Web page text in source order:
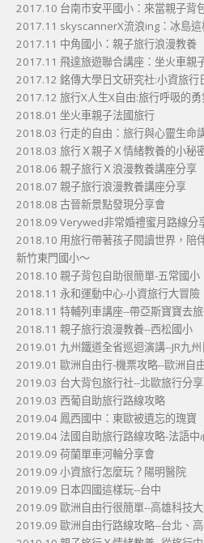
2017.10 台南市安平國小：來當親子背
2017.11 skyscannerX流浪ing：冰島這
2017.11 中角國小：親子旅行浪漫教養
2017.11 飛達旅遊聯合講座：坐火車親
2017.12 銘傳大學日文研究社:小資旅行
2017.12 旅行X人生X自由:旅行呼吸的
2018.01 坐火車親子法國旅行
2018.03 行走的自由：旅行與心靈生命
2018.03 旅行Ｘ親子Ｘ情緒教養的小秘
2018.06 親子旅行Ｘ浪漫教養講座分享
2018.07 親子旅行浪漫教養講座分享
2018.08 古晉新景點發現分享會
2018.09 Verywed非常婚禮蜜月路線分
2018.10 用旅行帶著孩子閱讀世界，陪
新竹東門國小～
2018.10 親子背包自助很簡單-五常國小
2018.11 永和運動中心-小資旅行大冒險
2018.11 特輔列車講座--帶亞斯寶寶去
2018.11 親子旅行浪漫教養--西松國小
2019.01 九州鐵道全省巡迴演講--JR九
2019.01 歐洲自由行-機票攻略--歐洲自
2019.03 台大背包旅行社--北歐旅行分享
2019.03 西葡自助旅行路線攻略
2019.04 鳳西國中：東歐被遺忘的瑰寶
2019.04 法國自助旅行路線攻略-法語中
2019.09 荷蘭單車河輪分享會
2019.09 小資旅行怎麼玩？陽明醫院
2019.09 日本四國這樣玩--台中
2019.09 歐洲自由行很簡單--高雄科技
2019.09 歐洲自由行路線攻略--台北、